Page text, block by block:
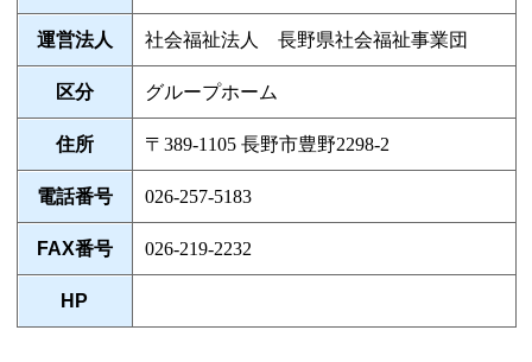
運営法人 社会福祉法人 長野県社会福祉事業団
区分 グループホーム
住所 〒389-1105 長野市豊野2298-2
電話番号 026-257-5183
FAX番号 026-219-2232
HP